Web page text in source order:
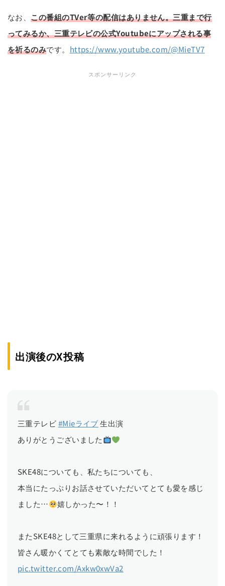
なお、この番組のTVer等の配信はありません。三重まで行
ってみるか、三重テレビの公式Youtubeにアップされる事
を祈るのみです。 https://www.youtube.com/@MieTV7
スポンサーリンク
出演後のX投稿
三重テレビ#Mieライブ生出演
ありがとうございました
SKE48についても、私たちについても、
本当にたっぷりお話させていただいてとても愛を感じ
ました…
嬉しかった〜！！
またSKE48として三重県に来れるように頑張ります！
皆さん暖かくてとても素敵な時間でした！
pic.twitter.com/Axkw0xwVa2